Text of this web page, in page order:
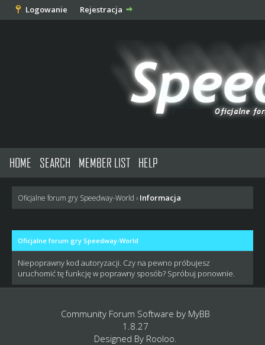
Logowanie Rejestracja
HOME SEARCH MEMBER LIST HELP
Oficjalne forum gry Speedway-World › Informacja
Oficjalne forum gry Speedway-World
Niepoprawny kod autoryzacji. Czy na pewno próbujesz
uruchomić tę funkcję w poprawny sposób? Spróbuj ponownie.
Community Forum Software by MyBB
1.8.27
Designed By Rooloo.